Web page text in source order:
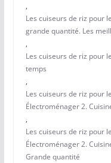
,
Les cuiseurs de riz pour
grande quantité. Les
,
Les cuiseurs de riz pour
temps
,
Les cuiseurs de riz pour
Électroménager 2.
,
Les cuiseurs de riz pour
Électroménager 2.
Grande quantité